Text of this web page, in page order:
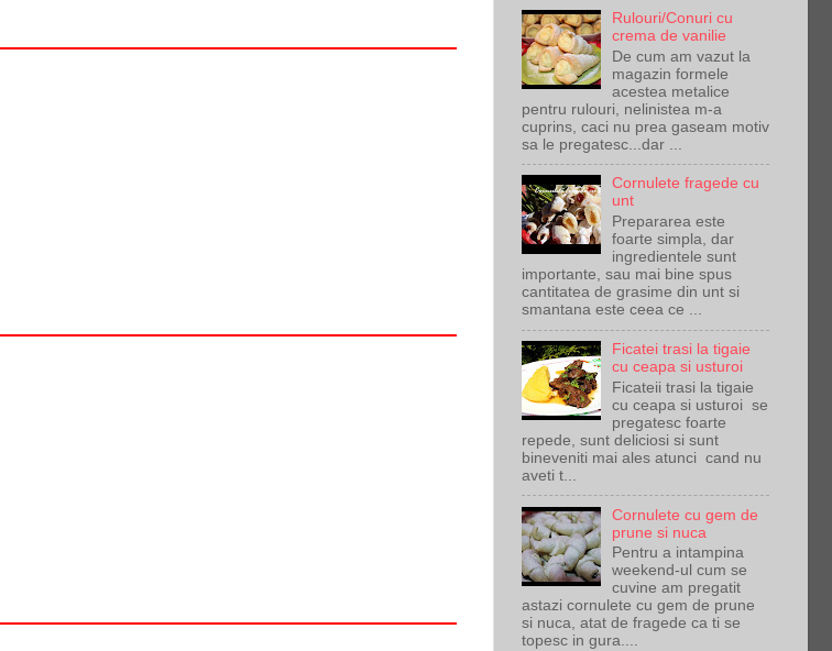
Rulouri/Conuri cu
crema de vanilie
De cum am vazut la
magazin formele
acestea metalice
pentru rulouri, nelinistea m-a
cuprins, caci nu prea gaseam motiv
sa le pregatesc...dar ...
Cornulete fragede cu
unt
Prepararea este
foarte simpla, dar
ingredientele sunt
importante, sau mai bine spus
cantitatea de grasime din unt si
smantana este ceea ce ...
Ficatei trasi la tigaie
cu ceapa si usturoi
Ficateii trasi la tigaie
cu ceapa si usturoi se
pregatesc foarte
repede, sunt deliciosi si sunt
bineveniti mai ales atunci cand nu
aveti t...
Cornulete cu gem de
prune si nuca
Pentru a intampina
weekend-ul cum se
cuvine am pregatit
astazi cornulete cu gem de prune
si nuca, atat de fragede ca ti se
topesc in gura....